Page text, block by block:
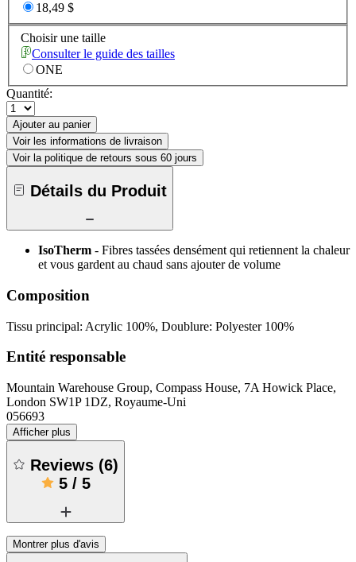
18,49 $
Choisir une taille
Consulter le guide des tailles
ONE
Quantité:
Ajouter au panier
Voir les informations de livraison
Voir la politique de retours sous 60 jours
Détails du Produit
IsoTherm - Fibres tassées densément qui retiennent la chaleur
et vous gardent au chaud sans ajouter de volume
Composition
Tissu principal: Acrylic 100%, Doublure: Polyester 100%
Entité responsable
Mountain Warehouse Group, Compass House, 7A Howick Place,
London SW1P 1DZ, Royaume-Uni
056693
Afficher plus
Reviews (6)
5/ 5
Montrer plus d'avis